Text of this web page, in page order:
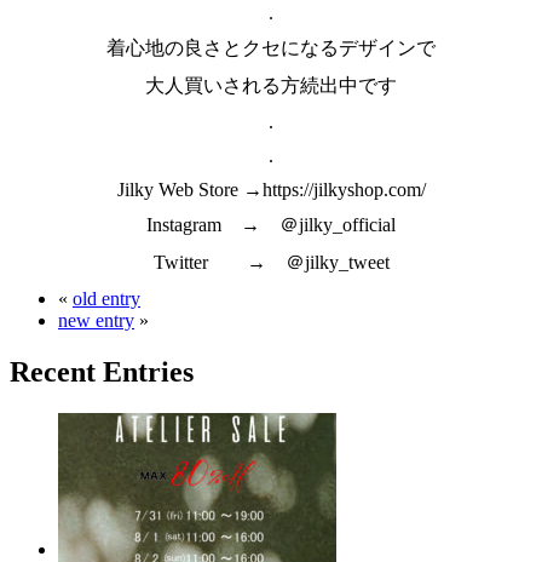
.
着心地の良さとクセになるデザインで
大人買いされる方続出中です
.
.
Jilky Web Store →https://jilkyshop.com/
Instagram → ＠jilky_official
Twitter → ＠jilky_tweet
« old entry
new entry »
Recent Entries